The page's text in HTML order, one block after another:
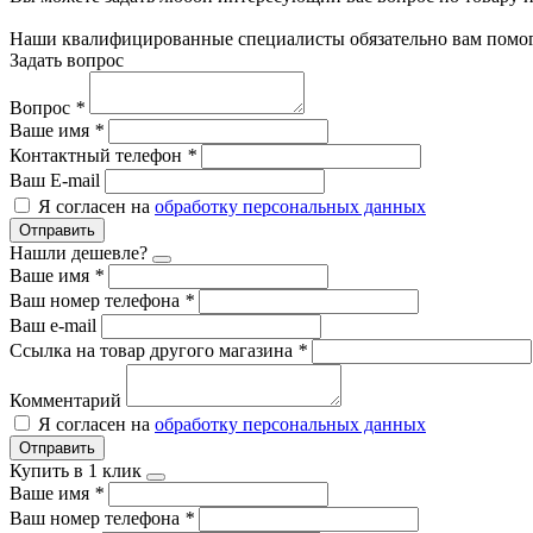
Наши квалифицированные специалисты обязательно вам
Задать вопрос
Вопрос *
Ваше имя *
Контактный телефон *
Ваш E-mail
Я согласен на обработку персональных данных
Отправить
Нашли дешевле?
Ваше имя *
Ваш номер телефона *
Ваш e-mail
Ссылка на товар другого магазина *
Комментарий
Я согласен на обработку персональных данных
Отправить
Купить в 1 клик
Ваше имя *
Ваш номер телефона *